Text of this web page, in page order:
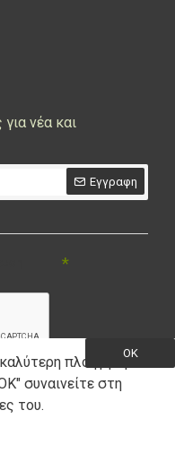
νέα και
Εγγραφη
Πολιτική Απορρήτου
OK
πλοήγηση
συναινείτε στη
του.